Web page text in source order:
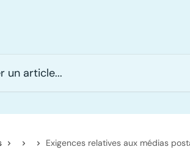
Exigences relatives aux médias